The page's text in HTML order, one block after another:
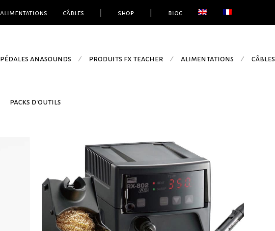
alimentations câbles shop blog
pédales anasounds ⁄ produits fx teacher ⁄ alimentations ⁄ câbles
packs d'outils